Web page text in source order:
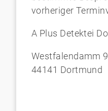
vorheriger
A Plus Detektei
Westfalendamm
44141 Dortmund